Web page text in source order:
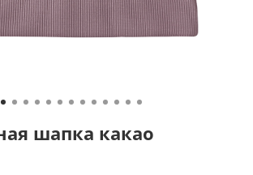
шапка какао